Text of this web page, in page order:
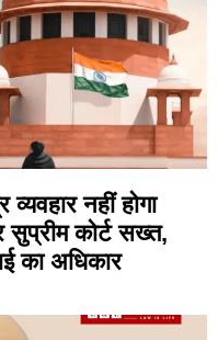
नहीं होगा
सुप्रीम कोर्ट सख्त,
का अधिकार